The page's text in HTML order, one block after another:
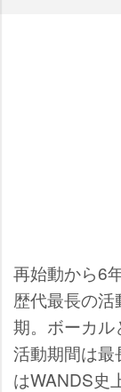
再始動から6
歴代最長の
期。ボーカル
活動期間は最
はWANDS史